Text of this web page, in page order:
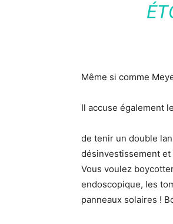
Même si comme
Il accuse également
de tenir un double
désinvestissement
Vous voulez
endoscopique, les
panneaux solaires !